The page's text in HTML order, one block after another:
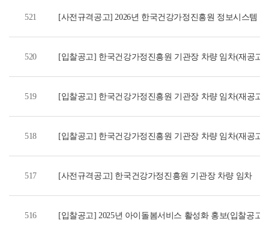
521 [사전규격공고] 2026년 한국건강가정진흥원 정보시스템
520 [입찰공고] 한국건강가정진흥원 기관장 차량 임차(재공고)
519 [입찰공고] 한국건강가정진흥원 기관장 차량 임차(재공고)
518 [입찰공고] 한국건강가정진흥원 기관장 차량 임차(재공고)
517 [사전규격공고] 한국건강가정진흥원 기관장 차량 임차
516 [입찰공고] 2025년 아이돌봄서비스 활성화 홍보(입찰공고